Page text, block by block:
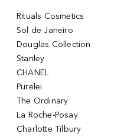
Rituals Cosmetics
Sol de Janeiro
Douglas Collection
Stanley
CHANEL
Purelei
The Ordinary
La Roche-Posay
Charlotte Tilbury